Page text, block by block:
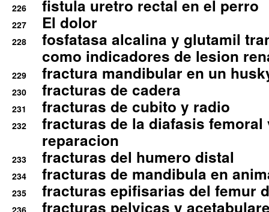
226 fistula uretro rectal en el perro
227 El dolor
228
fosfatasa alcalina y glutamil
como indicadores de lesion
229 fractura mandibular en un
230 fracturas de cadera
231 fracturas de cubito y radio
232
fracturas de la diafasis
reparacion
233 fracturas del humero distal
234 fracturas de mandibula en
235 fracturas epifisarias del femur
fracturas pelvicas y